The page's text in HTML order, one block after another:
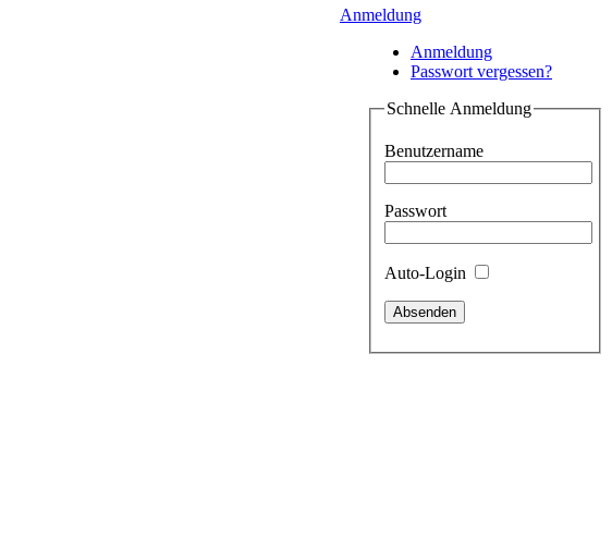
Anmeldung
Anmeldung
Passwort vergessen?
Schnelle Anmeldung
Benutzername
Passwort
Auto-Login